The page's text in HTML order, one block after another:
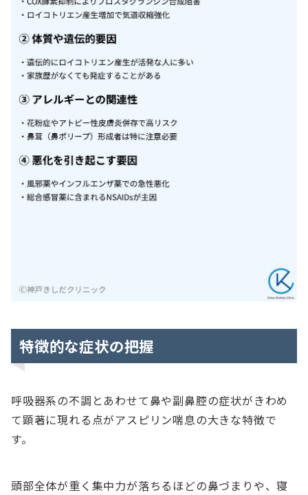
特徴的な症状の把握
呼吸器系の不調とあわせて鼻や副鼻腔の症状がきわめ
て顕著に現れる点がアスピリン喘息の大きな特徴で
す。
頭部全体が重く集中力が落ちるほどの鼻づまりや、寝